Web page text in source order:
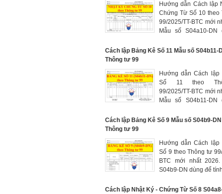
và dụng cụ đã được
các phòng, ban làm
đối chiếu khi tiến
định kỳ
Hướng dẫn Cách lập
Chứng Từ Số 10 theo
99/2025/TT-BTC mới
Mẫu số S04a10-DN
của các TK 121, 128,
344, 347, 353, 411,
414, 418, 419,
khoản được ghi trên
ký- Chứng từ
Cách lập Bảng Kê Số 11 Mẫu số S04b11-
Thông tư 99
Hướng dẫn Cách lập
Số 11 theo
99/2025/TT-BTC mới
Mẫu số S04b11-DN
tiền hàng với người
Cách lập Bảng Kê Số 9 Mẫu số S04b9-
Thông tư 99
Hướng dẫn Cách lập
Số 9 theo Thông tư
BTC mới nhất
S04b9-DN dùng để
hóa kho bảo thuế
Cách lập Nhật Ký - Chứng Từ Số 8